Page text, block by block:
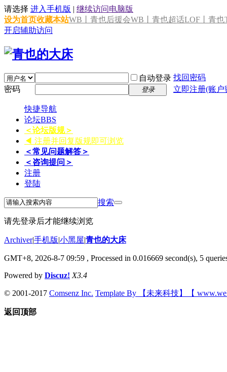
请选择 进入手机版 | 继续访问电脑版
设为首页收藏本站WB丨青也后援会WB丨青也超话LOF丨青也
开启辅助访问
自动登录 找回密码
密码
登录 立即注册(账
快捷导航
论坛BBS
＜论坛版规＞
◀ 注册并回复版规即可浏览
＜常见问题解答＞
＜咨询提问＞
注册
登陆
搜索
请先登录后才能继续浏览
Archiver|手机版|小黑屋|青也的大床
GMT+8, 2026-8-7 09:59 , Processed in 0.016669 second(s), 5
Powered by Discuz! X3.4
© 2001-2017 Comsenz Inc. Template By 【未来科技】【
返回顶部